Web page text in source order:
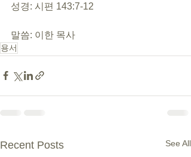
성경: 시편 143:7-12
말씀: 이한 목사
용서
Recent Posts See All